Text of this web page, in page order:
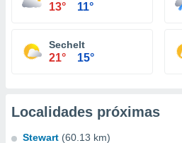
13° 11°
Sechelt
21° 15°
Localidades próximas
Stewart (60.13 km)